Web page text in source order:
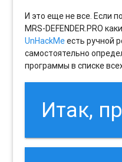
И это еще не все. Если
MRS-DEFENDER.PRO
UnHackMeесть ручной
самостоятельно
программы в списке
Итак,